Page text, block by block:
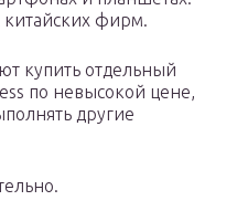
китайских фирм.
купить отдельный
по невысокой цене,
другие